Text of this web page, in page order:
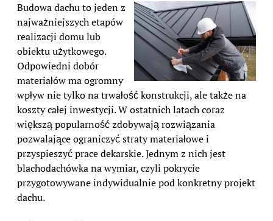
Budowa dachu to jeden z
najważniejszych etapów
realizacji domu lub
obiektu użytkowego.
Odpowiedni dobór
materiałów ma ogromny
wpływ nie tylko na trwałość konstrukcji, ale także na
koszty całej inwestycji. W ostatnich latach coraz
większą popularność zdobywają rozwiązania
pozwalające ograniczyć straty materiałowe i
przyspieszyć prace dekarskie. Jednym z nich jest
blachodachówka na wymiar, czyli pokrycie
przygotowywane indywidualnie pod konkretny projekt
dachu.